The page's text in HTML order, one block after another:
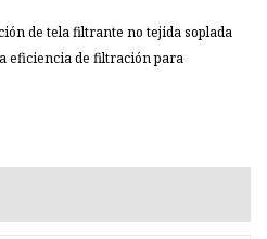
de tela filtrante no tejida soplada
eficiencia de filtración para